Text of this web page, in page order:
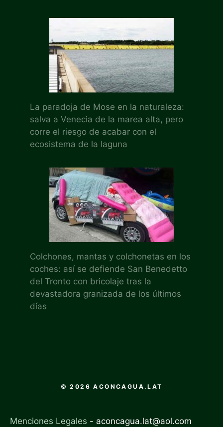
La paradoja de Mose en la naturaleza:
salva a Venecia de la marea alta, pero
corre el riesgo de acabar con el
ecosistema de la laguna
Colchones, mantas y colchonetas en los
coches: así se defiende San Benedetto
del Tronto con bricolaje tras la
devastadora granizada de los últimos
días
© 2026 ACONCAGUA.LAT
Menciones Legales - aconcagua.lat@aol.com